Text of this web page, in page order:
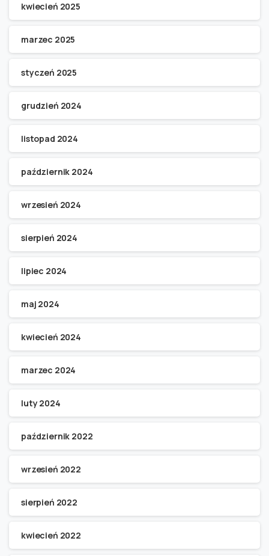
kwiecień 2025
marzec 2025
styczeń 2025
grudzień 2024
listopad 2024
październik 2024
wrzesień 2024
sierpień 2024
lipiec 2024
maj 2024
kwiecień 2024
marzec 2024
luty 2024
październik 2022
wrzesień 2022
sierpień 2022
kwiecień 2022